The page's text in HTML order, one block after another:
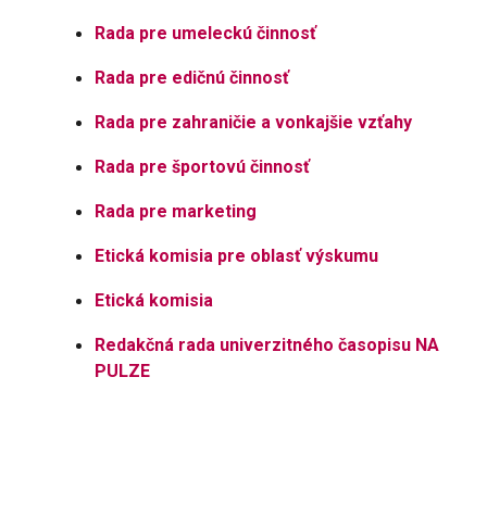
Rada pre umeleckú činnosť
Rada pre edičnú činnosť
Rada pre zahraničie a vonkajšie vzťahy
Rada pre športovú činnosť
Rada pre marketing
Etická komisia pre oblasť výskumu
Etická komisia
Redakčná rada univerzitného časopisu NA
PULZE